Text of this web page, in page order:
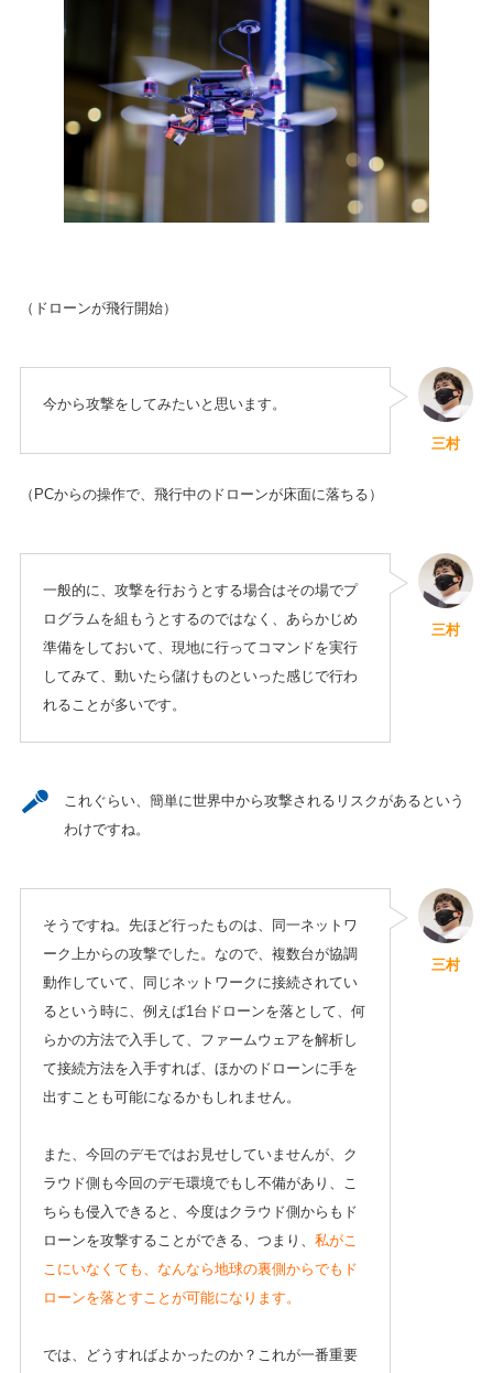
（ドローンが飛行開始）
今から攻撃をしてみたいと思います。
三村
（PCからの操作で、飛行中のドローンが床面に落ちる）
一般的に、攻撃を行おうとする場合はその場でプ
ログラムを組もうとするのではなく、あらかじめ
準備をしておいて、現地に行ってコマンドを実行
してみて、動いたら儲けものといった感じで行わ
れることが多いです。
三村
これぐらい、簡単に世界中から攻撃されるリスクがあるという
わけですね。
そうですね。先ほど行ったものは、同一ネットワ
ーク上からの攻撃でした。なので、複数台が協調
動作していて、同じネットワークに接続されてい
るという時に、例えば1台ドローンを落として、何
らかの方法で入手して、ファームウェアを解析し
て接続方法を入手すれば、ほかのドローンに手を
出すことも可能になるかもしれません。
また、今回のデモではお見せしていませんが、ク
ラウド側も今回のデモ環境でもし不備があり、こ
ちらも侵入できると、今度はクラウド側からもド
ローンを攻撃することができる、つまり、 私がこ
こにいなくても、なんなら地球の裏側からでもド
ローンを落とすことが可能になります。
では、どうすればよかったのか？これが一番重要
三村